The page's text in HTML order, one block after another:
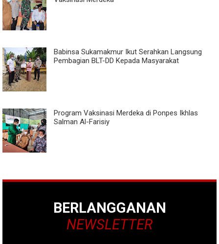
Babinsa Sukamakmur Ikut Serahkan Langsung
Pembagian BLT-DD Kepada Masyarakat
Program Vaksinasi Merdeka di Ponpes Ikhlas
Salman Al-Farisiy
BERLANGGANAN
NEWSLETTER